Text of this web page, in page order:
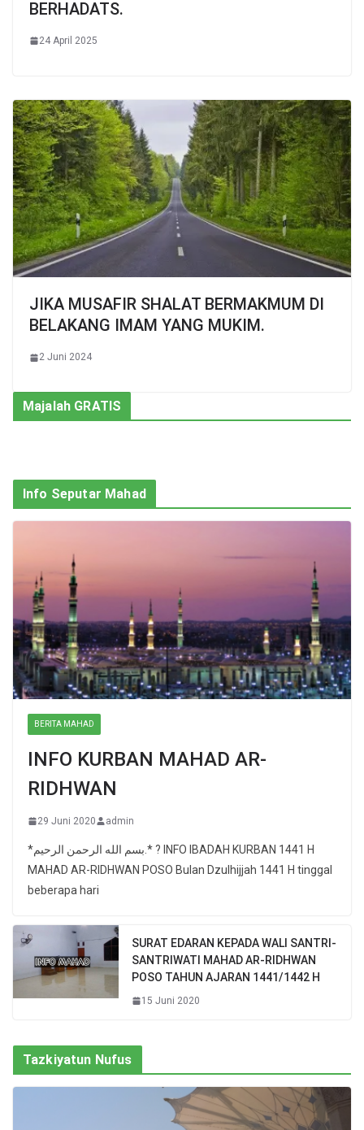
BERHADATS.
24 April 2025
JIKA MUSAFIR SHALAT BERMAKMUM DI
BELAKANG IMAM YANG MUKIM.
2 Juni 2024
Majalah GRATIS
Info Seputar Mahad
BERITA MAHAD
INFO KURBAN MAHAD AR-
RIDHWAN
29 Juni 2020 admin
*بسم الله الرحمن الرحيم.* ? INFO IBADAH KURBAN 1441 H
MAHAD AR-RIDHWAN POSO Bulan Dzulhijjah 1441 H tinggal
beberapa hari
SURAT EDARAN KEPADA WALI SANTRI-
SANTRIWATI MAHAD AR-RIDHWAN
POSO TAHUN AJARAN 1441/1442 H
15 Juni 2020
Tazkiyatun Nufus